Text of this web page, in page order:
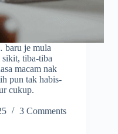
baru je mula
sikit, tiba-tiba
macam nak
pun tak habis-
cukup.
3 Comments